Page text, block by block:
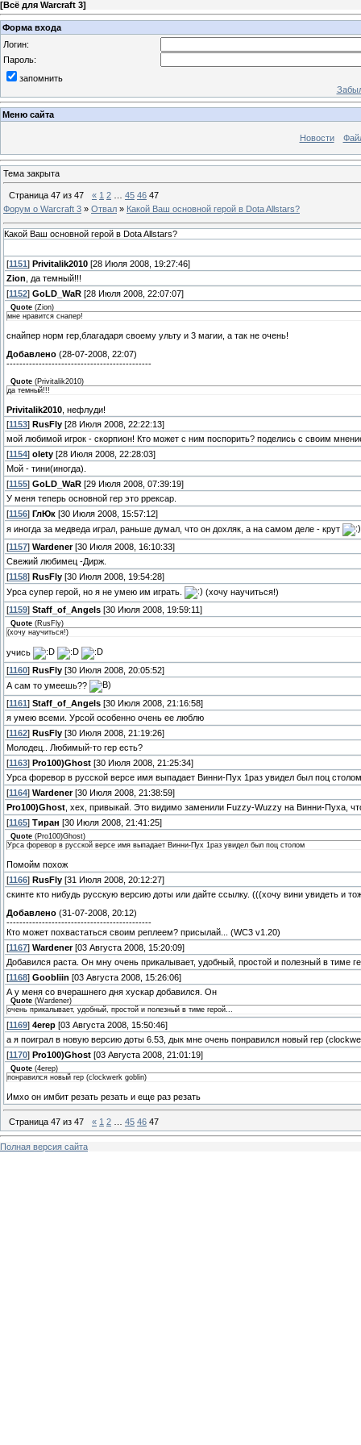
[Всё для Warcraft 3]
Форма входа
Логин:
Пароль:
запомнить
Меню сайта
Новости
Тема закрыта
Страница 47 из 47 « 1 2 45 46 47
Форум о Warcraft 3 » Отвал » Какой Ваш основной герой в Dota Allstars?
Какой Ваш основной герой в Dota Allstars?
[1151 ] Privitalik2010 [28 Июля 2008, 19:27:46]
Zion , да темный!!!
[1152] GoLD_WaR [28 Июля 2008, 22:07:07]
Quote (Zion)
мне нравится снапер!
снайпер норм гер,благадаря своему ульту и 3 магии, а так не очень!
Добавлено (28-07-2008, 22:07)
---------------------------------------------
Quote (Privitalik2010)
да темный!!!
Privitalik2010 , нефлуди!
[1153] RusFly [28 Июля 2008, 22:22:13]
мой любимой игрок - скорпион! Кто может с ним поспорить? поделись с своим
[1154] olety [28 Июля 2008, 22:28:03]
Мой - тини(иногда).
[1155] GoLD_WaR [29 Июля 2008, 07:39:19]
У меня теперь основной гер это ррексар.
[1156] ГлЮк [30 Июля 2008, 15:57:12]
я иногда за медведа играл, раньше думал, что он дохляк, а на самом деле - крут
[1157] Wardener[30 Июля 2008, 16:10:33]
Свежий любимец -Дирж.
[1158] RusFly [30 Июля 2008, 19:54:28]
Урса супер герой, но я не умею им играть.
(хочу научиться!)
[1159] Staff_of_Angels [30 Июля 2008, 19:59:11]
Quote (RusFly)
(хочу научиться!)
учись
[1160] RusFly [30 Июля 2008, 20:05:52]
А сам то умеешь??
[1161 ] Staff_of_Angels [30 Июля 2008, 21:16:58]
я умею всеми. Урсой особенно очень ее люблю
[1162] RusFly [30 Июля 2008, 21:19:26]
Молодец.. Любимый-то гер есть?
[1163] Pro100)Ghost [30 Июля 2008, 21:25:34]
Урса форевор в русской версе имя выпадает Винни-Пух 1раз увидел был поц столом
[1164] Wardener[30 Июля 2008, 21:38:59]
Pro100)Ghost , хех, привыкай. Это видимо заменили Fuzzy-Wuzzy на Винни-Пуха,
[1165] Тиран [30 Июля 2008, 21:41:25]
Quote (Pro100)Ghost)
Урса форевор в русской версе имя выпадает Винни-Пух 1раз увидел был поц столом
Помойм похож
[1166] RusFly [31 Июля 2008, 20:12:27]
скинте кто нибудь русскую версию доты или дайте ссылку. (((хочу вини увидеть и
Добавлено (31-07-2008, 20:12)
---------------------------------------------
Кто может похвастаться своим реплеем? присылай... (WC3 v1.20)
[1167] Wardener[03 Августа 2008, 15:20:09]
Добавился раста. Он мну очень прикалывает, удобный, простой и полезный в тиме
[1168] Goobliin [03 Августа 2008, 15:26:06]
А у меня со вчерашнего дня хускар добавился. Он
Quote (Wardener)
очень прикалывает, удобный, простой и полезный в тиме герой...
[1169] 4erep [03 Августа 2008, 15:50:46]
а я поиграл в новую версию доты 6.53, дык мне очень понравился новый гер
[1170] Pro100)Ghost [03 Августа 2008, 21:01:19]
Quote (4erep)
понравился новый гер (clockwerk goblin)
Имхо он имбит резать резать и еще раз резать
Страница 47 из 47 « 1 2 45 46 47
Полная версия сайта